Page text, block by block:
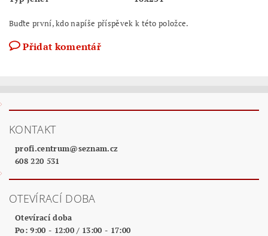
Buďte první, kdo napíše příspěvek k této položce.
Přidat komentář
KONTAKT
profi.centrum@seznam.cz
608 220 531
OTEVÍRACÍ DOBA
Otevírací doba
Po: 9:00 - 12:00 / 13:00 - 17:00